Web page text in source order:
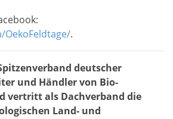
OekoFeldtage/.
deutscher
und Händler von Bio-
vertritt als Dachverband die
Land- und